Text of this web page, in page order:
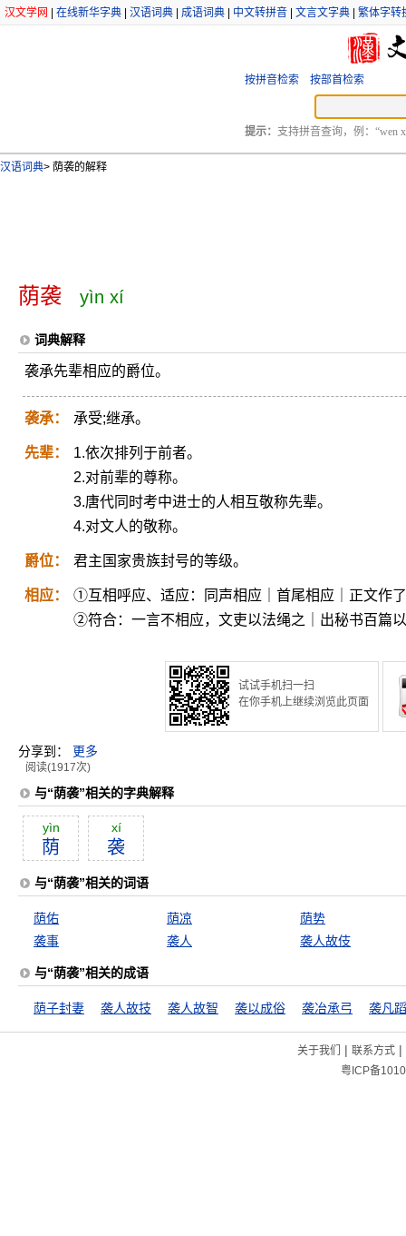
汉文学网 在线新华字典 汉语词典 成语词典 中文转拼音 文言文字典 繁体字转
按拼音检索 按部首检索
提示： 支持拼音查询，例：“wen
汉语词典> 荫袭的解释
荫袭 yìn xí
词典解释
袭承先辈相应的爵位。
袭承： 承受;继承。
先辈：
1.依次排列于前者。
2.对前辈的尊称。
3.唐代同时考中进士的人相互敬称先辈。
4.对文人的敬称。
爵位： 君主国家贵族封号的等级。
相应：
①互相呼应、适应：同声相应｜首尾相应｜正文作
②符合：一言不相应，文吏以法绳之｜出秘书百篇
试试手机扫一扫
在你手机上继续浏览此页面
分享到： 更多
阅读(1917次)
与“荫袭”相关的字典解释
yìn
荫
xí
袭
与“荫袭”相关的词语
荫佑 荫凉
荫势
袭事
袭人 袭人故伎
与“荫袭”相关的成语
荫子封妻 袭人故技 袭人故智 袭以成俗 袭冶承弓 袭凡
关于我们 | 联系方式|
粤ICP备